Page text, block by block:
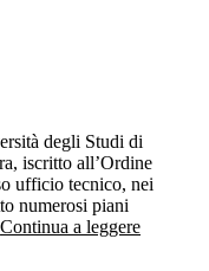
degli Studi di
iscritto all’Ordine
ufficio tecnico, nei
numerosi piani
Continua a leggere